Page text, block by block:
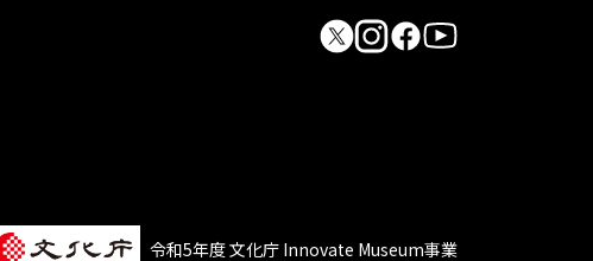
令和5年度 文化庁 Innovate Museum事業